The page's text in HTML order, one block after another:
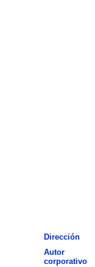
Dirección
Autor
corporativo